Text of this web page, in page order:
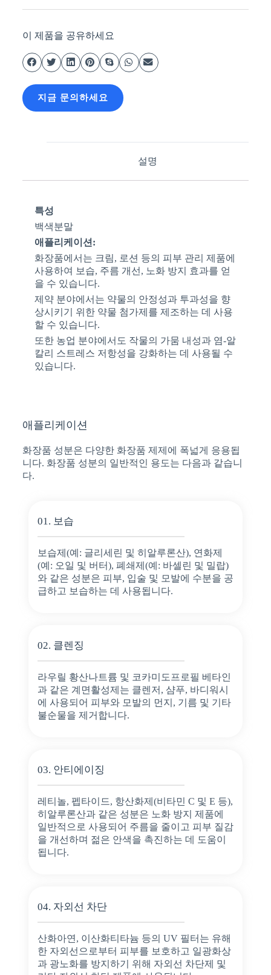
이 제품을 공유하세요
지금 문의하세요
설명
특성
백색분말
애플리케이션:
화장품에서는 크림, 로션 등의 피부 관리 제품에
사용하여 보습, 주름 개선, 노화 방지 효과를 얻
을 수 있습니다.
제약 분야에서는 약물의 안정성과 투과성을 향
상시키기 위한 약물 첨가제를 제조하는 데 사용
할 수 있습니다.
또한 농업 분야에서도 작물의 가뭄 내성과 염-알
칼리 스트레스 저항성을 강화하는 데 사용될 수
있습니다.
애플리케이션
화장품 성분은 다양한 화장품 제제에 폭넓게 응용됩
니다. 화장품 성분의 일반적인 용도는 다음과 같습니
다.
01. 보습
보습제(예: 글리세린 및 히알루론산), 연화제
(예: 오일 및 버터), 폐쇄제(예: 바셀린 및 밀랍)
와 같은 성분은 피부, 입술 및 모발에 수분을 공
급하고 보습하는 데 사용됩니다.
02. 클렌징
라우릴 황산나트륨 및 코카미도프로필 베타인
과 같은 계면활성제는 클렌저, 샴푸, 바디워시
에 사용되어 피부와 모발의 먼지, 기름 및 기타
불순물을 제거합니다.
03. 안티에이징
레티놀, 펩타이드, 항산화제(비타민 C 및 E 등),
히알루론산과 같은 성분은 노화 방지 제품에
일반적으로 사용되어 주름을 줄이고 피부 질감
을 개선하며 젊은 안색을 촉진하는 데 도움이
됩니다.
04. 자외선 차단
산화아연, 이산화티타늄 등의 UV 필터는 유해
한 자외선으로부터 피부를 보호하고 일광화상
과 광노화를 방지하기 위해 자외선 차단제 및